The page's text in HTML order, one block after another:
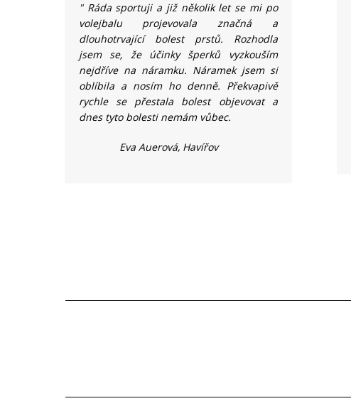
" Ráda sportuji a již několik let se mi po
volejbalu projevovala značná a
dlouhotrvající bolest prstů. Rozhodla
jsem se, že účinky šperků vyzkouším
nejdříve na náramku. Náramek jsem si
oblíbila a nosím ho denně. Překvapivě
rychle se přestala bolest objevovat a
dnes tyto bolesti nemám vůbec.
Eva Auerová, Havířov